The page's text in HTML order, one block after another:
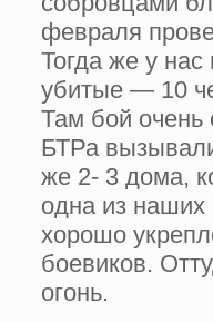
февраля
Тогда же у
убитые — 10
Там бой
БТРа
же 2- 3 дома,
одна из наших
хорошо
боевиков.
огонь.